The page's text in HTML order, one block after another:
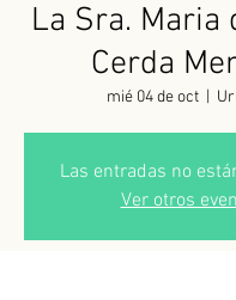
La Sra. Maria
Cerda
mié 04 de oct
  |
Las entradas no
Ver otros